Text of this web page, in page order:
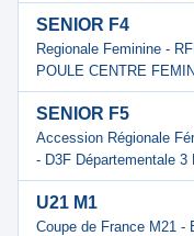
SENIOR F4
Regionale Feminine -
POULE CENTRE
SENIOR F5
Accession Régionale
- D3F Départementale 3
U21 M1
Coupe de France M21 -